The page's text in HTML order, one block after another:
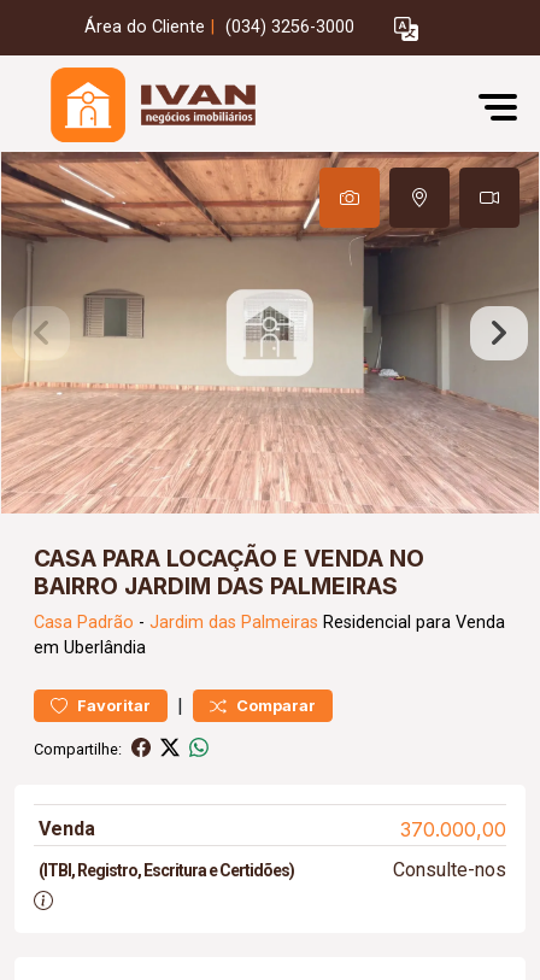
Área do Cliente (034) 3256-3000
CASA PARA LOCAÇÃO E VENDA NO
BAIRRO JARDIM DAS PALMEIRAS
Casa Padrão - Jardim das Palmeiras Residencial para Venda
em Uberlândia
Favoritar | Comparar
Compartilhe:
Venda 370.000,00
(ITBI, Registro, Escritura e Certidões) Consulte-nos